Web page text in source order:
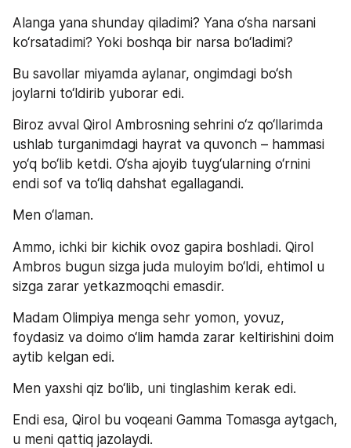
Alanga yana shunday qiladimi? Yana o‘sha narsani
ko‘rsatadimi? Yoki boshqa bir narsa bo‘ladimi?
Bu savollar miyamda aylanar, ongimdagi bo‘sh
joylarni to‘ldirib yuborar edi.
Biroz avval Qirol Ambrosning sehrini o‘z qo‘llarimda
ushlab turganimdagi hayrat va quvonch – hammasi
yo‘q bo‘lib ketdi. O‘sha ajoyib tuyg‘ularning o‘rnini
endi sof va to‘liq dahshat egallagandi.
Men o‘laman.
Ammo, ichki bir kichik ovoz gapira boshladi. Qirol
Ambros bugun sizga juda muloyim bo‘ldi, ehtimol u
sizga zarar yetkazmoqchi emasdir.
Madam Olimpiya menga sehr yomon, yovuz,
foydasiz va doimo o‘lim hamda zarar keltirishini doim
aytib kelgan edi.
Men yaxshi qiz bo‘lib, uni tinglashim kerak edi.
Endi esa, Qirol bu voqeani Gamma Tomasga aytgach,
u meni qattiq jazolaydi.